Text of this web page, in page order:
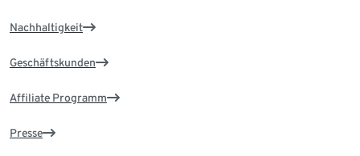
Nachhaltigkeit
Geschäftskunden
Affiliate Programm
Presse